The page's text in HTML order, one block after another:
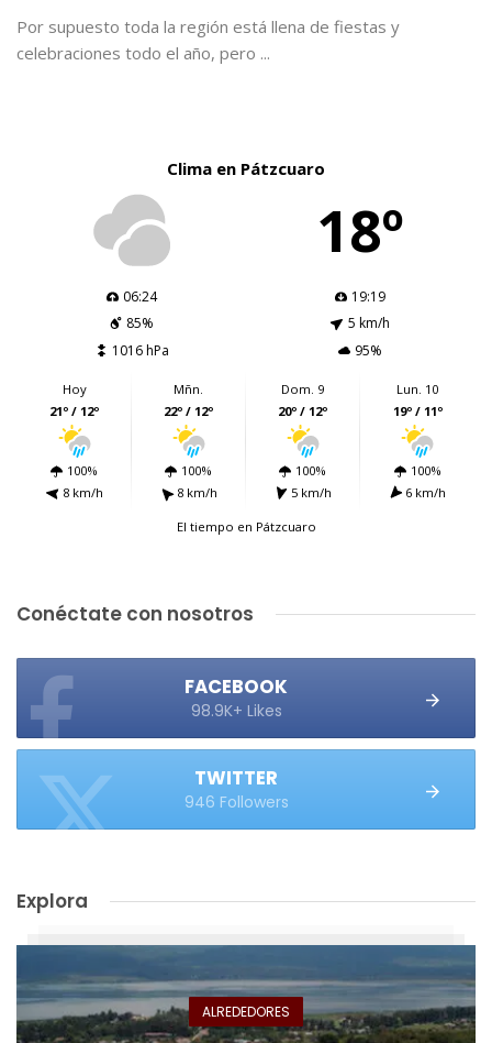
Por supuesto toda la región está llena de fiestas y
celebraciones todo el año, pero ...
Clima en Pátzcuaro
18º
06:24
19:19
85%
5 km/h
1016 hPa
95%
Hoy
21º / 12º
100%
8 km/h
Mñn.
22º / 12º
100%
8 km/h
Dom. 9
20º / 12º
100%
5 km/h
Lun. 10
19º / 11º
100%
6 km/h
El tiempo en Pátzcuaro
Conéctate con nosotros
FACEBOOK
98.9K+ Likes
TWITTER
946 Followers
Explora
ALREDEDORES